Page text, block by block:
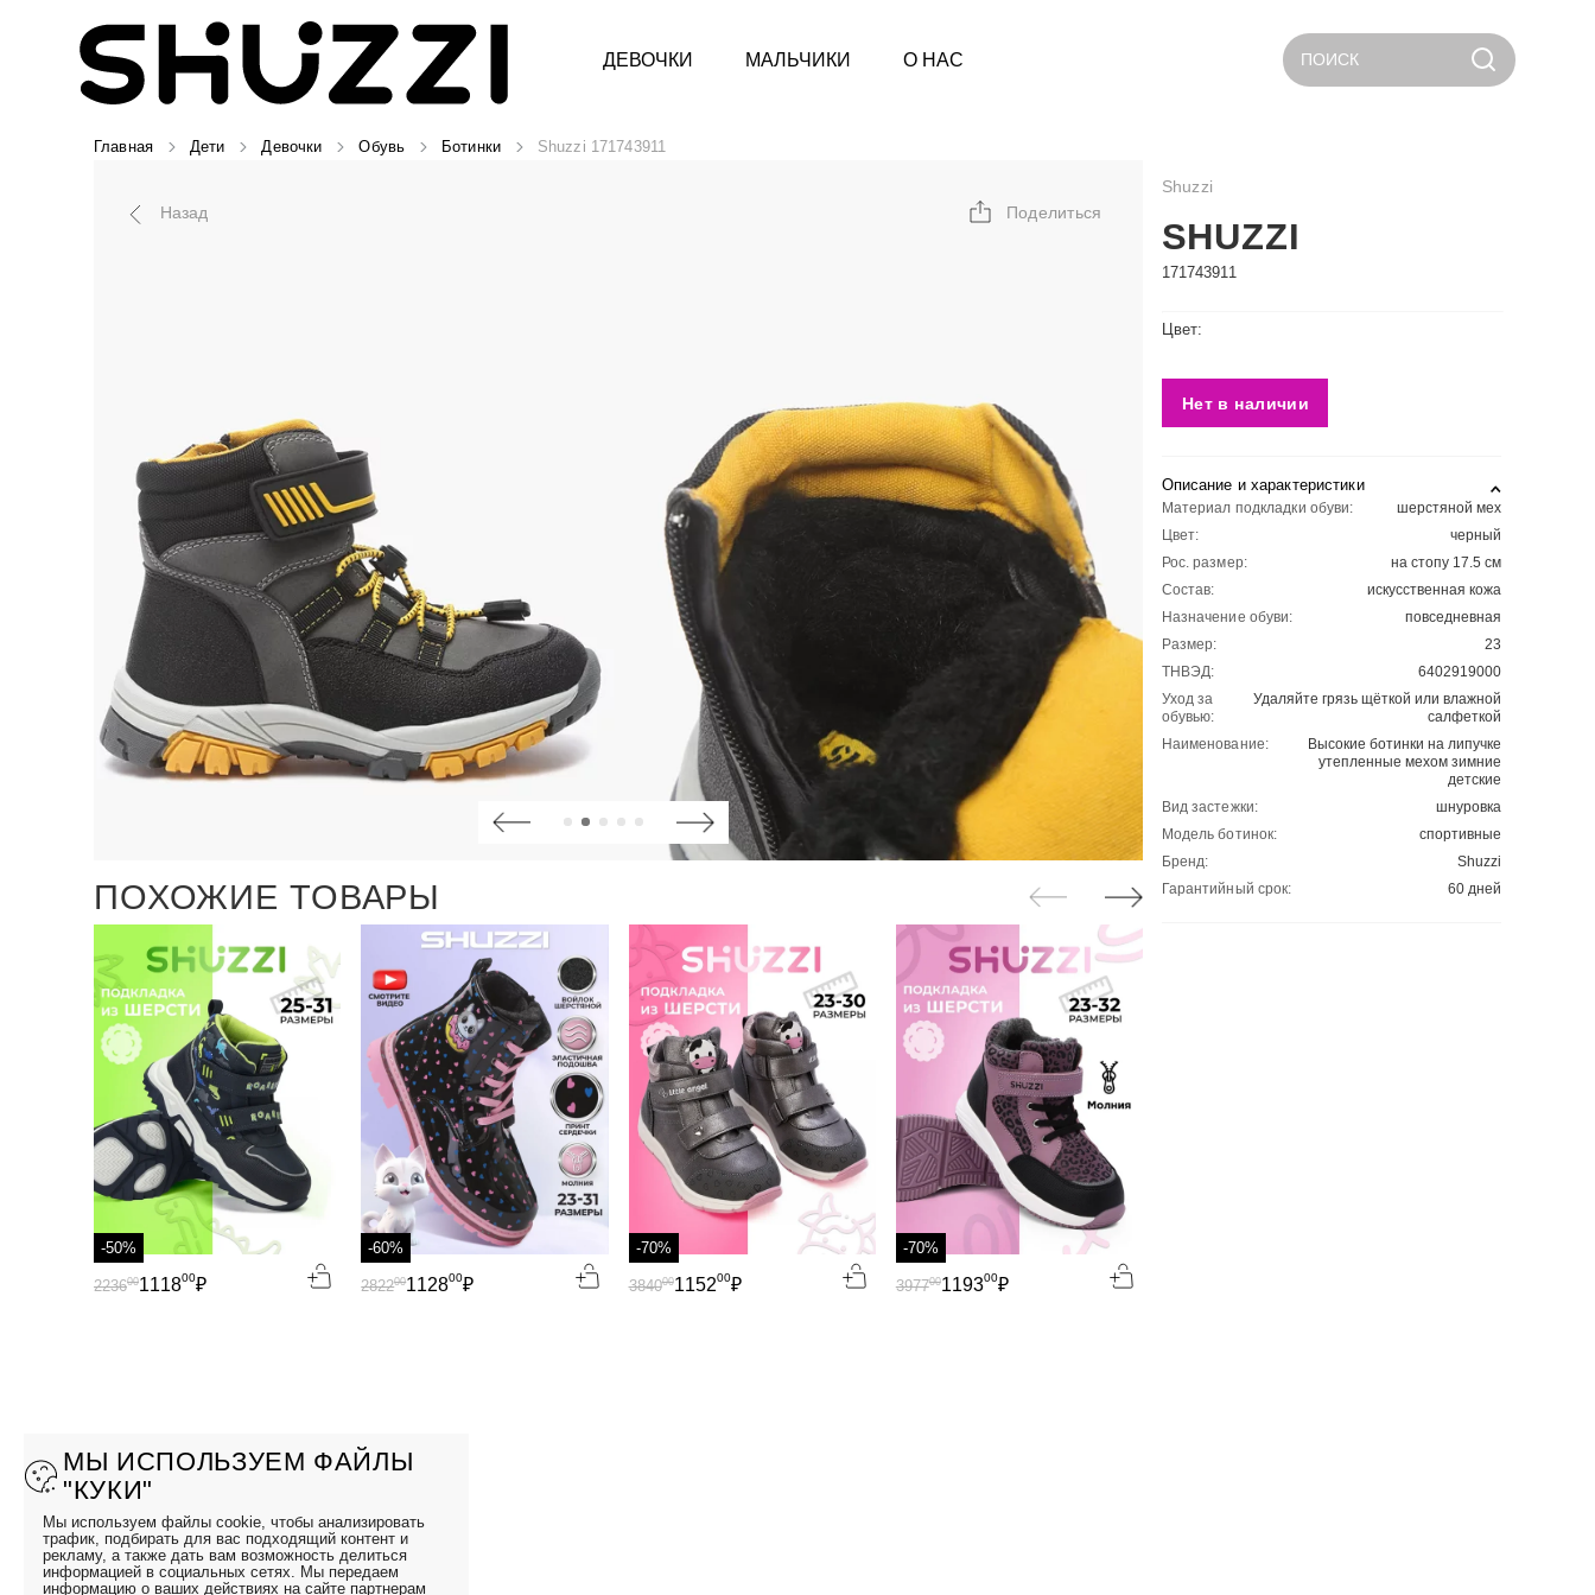
ДЕВОЧКИ МАЛЬЧИКИ О НАС ПОИСК
Главная Дети Девочки Обувь Ботинки Shuzzi 171743911
Назад Поделиться
ПОХОЖИЕ ТОВАРЫ
-50%
111800₽
223600
-60%
112800₽
282200
-70%
115200₽
384000
-70%
119300₽
397700
Shuzzi
SHUZZI
171743911
Цвет:
Нет в наличии
Описание и характеристики
Материал подкладки обуви:
шерстяной мех
Цвет:
черный
Рос. размер:
на стопу 17.5 см
Состав:
искусственная кожа
Назначение обуви:
повседневная
Размер:
23
ТНВЭД:
6402919000
Уход за
обувью:
Удаляйте грязь щёткой или влажной
салфеткой
Наименование:
Высокие ботинки на липучке
утепленные мехом зимние
детские
Вид застежки:
шнуровка
Модель ботинок:
спортивные
Бренд:
Shuzzi
Гарантийный срок:
60 дней
МЫ ИСПОЛЬЗУЕМ ФАЙЛЫ
"КУКИ"
Мы используем файлы cookie, чтобы анализировать
трафик, подбирать для вас подходящий контент и
рекламу, а также дать вам возможность делиться
информацией в социальных сетях. Мы передаем
информацию о ваших действиях на сайте партнерам